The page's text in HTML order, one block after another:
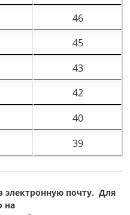
46
45
43
42
40
39
почту. Для
на